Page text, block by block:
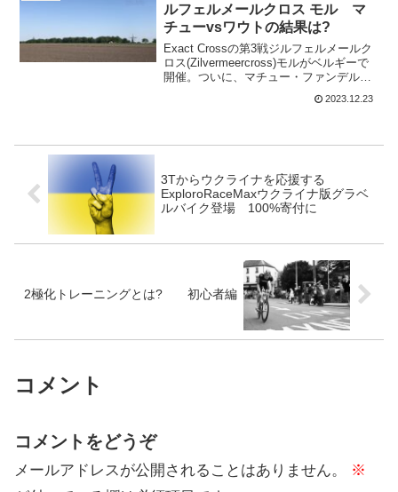
ルフェルメールクロス モル マ
チューvsワウトの結果は?
Exact Crossの第3戦ジルフェルメールク
ロス(Zilvermeercross)モルがベルギーで
開催。ついに、マチュー・ファンデルプ
ズンの初対決となる。チケットは4500枚
2023.12.23
3Tからウクライナを応援する
ExploroRaceMaxウクライナ版グラベ
ルバイク登場 100%寄付に
2極化トレーニングとは? 初心者編
コメント
コメントをどうぞ
メールアドレスが公開されることはありません。
※